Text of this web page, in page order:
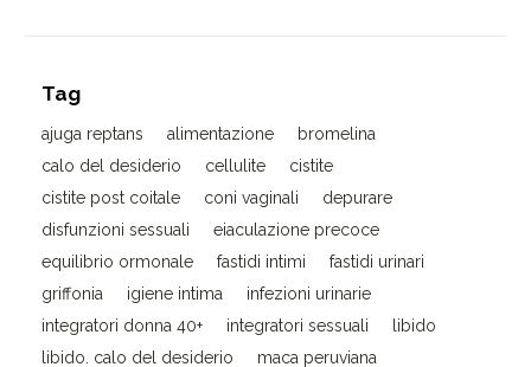
Tag
ajuga reptans alimentazione
bromelina
calo del desiderio
cellulite
cistite
cistite post coitale
coni vaginali
depurare
disfunzioni sessuali
eiaculazione precoce
equilibrio ormonale
fastidi intimi
fastidi urinari
griffonia
igiene intima
infezioni urinarie
integratori donna 40+
integratori sessuali
libido
libido. calo del desiderio
maca peruviana